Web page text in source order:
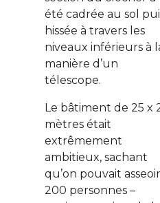
été cadrée au sol
hissée à travers les
niveaux inférieurs à
manière d’un
télescope.
Le bâtiment de 25 x
mètres était
extrêmement
ambitieux, sachant
qu’on pouvait asseoir
200 personnes –